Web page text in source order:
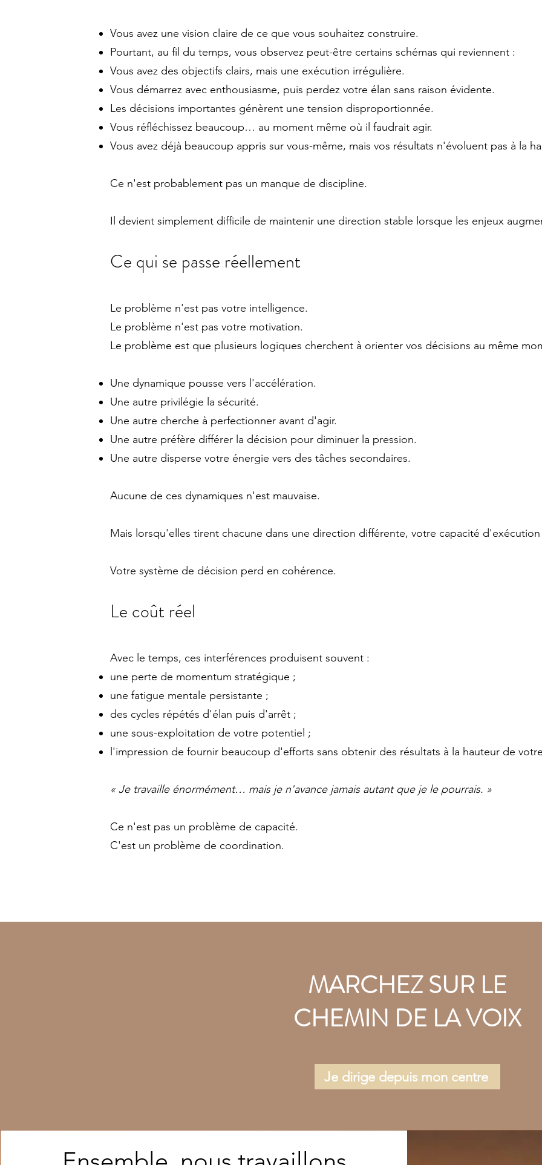
Vous avez une vision claire de ce que vous souhaitez construire.
Pourtant, au fil du temps, vous observez peut-être certains schémas qui reviennent :
Vous avez des objectifs clairs, mais une exécution irrégulière.
Vous démarrez avec enthousiasme, puis perdez votre élan sans raison évidente.
Les décisions importantes génèrent une tension disproportionnée.
Vous réfléchissez beaucoup… au moment même où il faudrait agir.
Vous avez déjà beaucoup appris sur vous-même, mais vos résultats n'évoluent pas à la
Ce n'est probablement pas un manque de discipline.
Il devient simplement difficile de maintenir une direction stable lorsque les enjeux
Ce qui se passe réellement
Le problème n'est pas votre intelligence.
Le problème n'est pas votre motivation.
Le problème est que plusieurs logiques cherchent à orienter vos décisions au même
Une dynamique pousse vers l'accélération.
Une autre privilégie la sécurité.
Une autre cherche à perfectionner avant d'agir.
Une autre préfère différer la décision pour diminuer la pression.
Une autre disperse votre énergie vers des tâches secondaires.
Aucune de ces dynamiques n'est mauvaise.
Mais lorsqu'elles tirent chacune dans une direction différente, votre capacité
Votre système de décision perd en cohérence.
Le coût réel
Avec le temps, ces interférences produisent souvent :
une perte de momentum stratégique ;
une fatigue mentale persistante ;
des cycles répétés d'élan puis d'arrêt ;
une sous-exploitation de votre potentiel ;
l'impression de fournir beaucoup d'efforts sans obtenir des résultats à la hauteur de
« Je travaille énormément… mais je n'avance jamais autant que je le pourrais. »
Ce n'est pas un problème de capacité.
C'est un problème de coordination.
MARCHEZ SUR LE
CHEMIN DE LA VOIX
Je dirige depuis mon centre